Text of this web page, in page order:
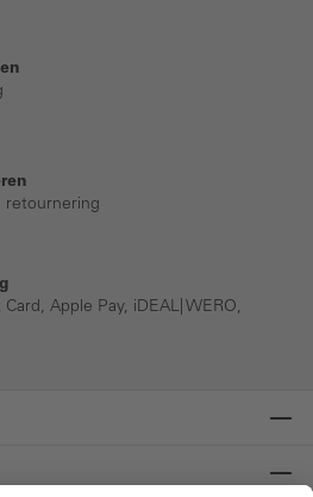
retournering
Apple Pay, iDEAL| WERO,